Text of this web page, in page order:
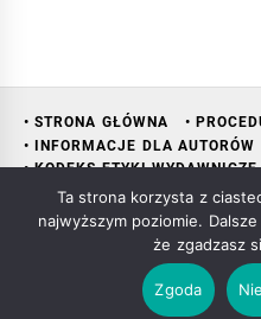
• STRONA GŁÓWNA
•
• INFORMACJE DLA AUTORÓW
• KODEKS ETYKI
• RADA NAUKOWA
Copyright All rights
byThemeinwp.
Ta strona korzysta z
najwyższym poziomie.
że zgadzasz
Zgoda